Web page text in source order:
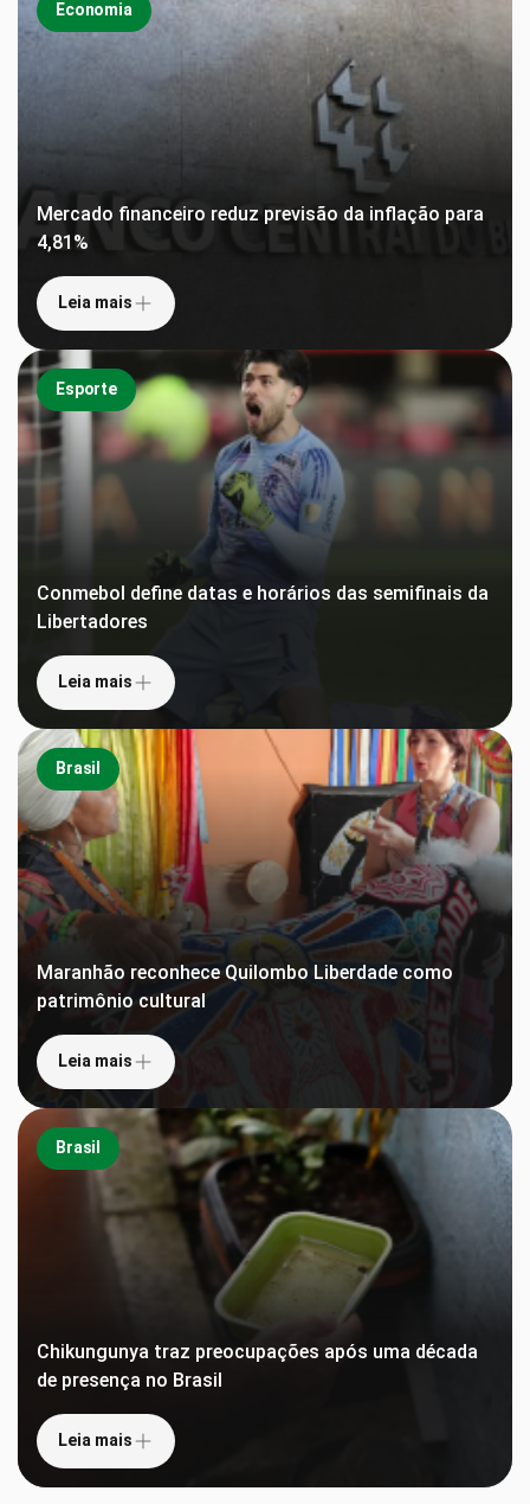
Economia
Mercado financeiro reduz previsão da inflação para
4,81%
Leia mais
Esporte
Conmebol define datas e horários das semifinais da
Libertadores
Leia mais
Brasil
Maranhão reconhece Quilombo Liberdade como
patrimônio cultural
Leia mais
Brasil
Chikungunya traz preocupações após uma década
de presença no Brasil
Leia mais